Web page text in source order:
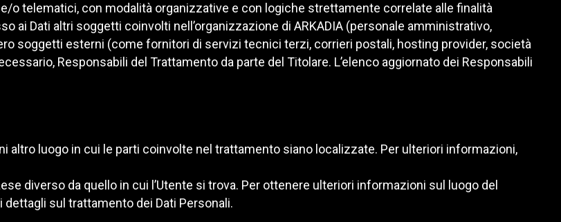
telematici, con modalità organizzative e con logiche strettamente correlate alle finalità
ai Dati altri soggetti coinvolti nell’organizzazione di ARKADIA (personale amministrativo,
soggetti esterni (come fornitori di servizi tecnici terzi, corrieri postali, hosting provider, società
Responsabili del Trattamento da parte del Titolare. L’elenco aggiornato dei Responsabili
altro luogo in cui le parti coinvolte nel trattamento siano localizzate. Per ulteriori informazioni,
diverso da quello in cui l’Utente si trova. Per ottenere ulteriori informazioni sul luogo del
sul trattamento dei Dati Personali.